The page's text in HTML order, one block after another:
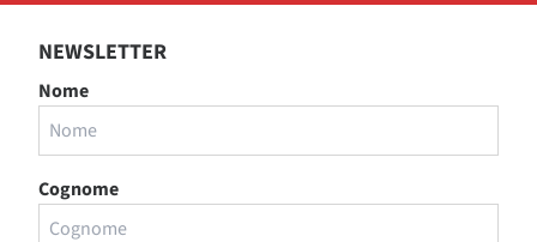
NEWSLETTER
Nome
Cognome